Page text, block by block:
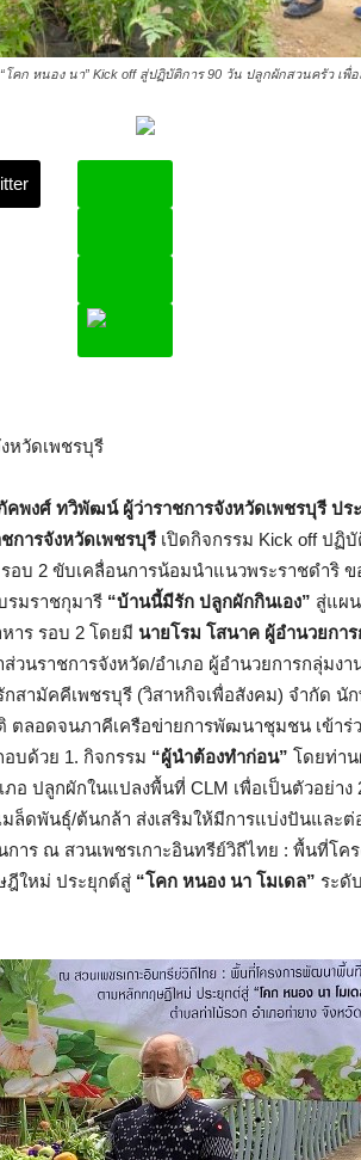
คก หนอง นา” Kick off สู่ปฏิบัติการ 90 วัน ปลูกผักสวนครัว เพื่
หวัดเพชรบุรี
คพงศ์ ทวิพัฒน์ ผู้ว่าราชการจังหวัดเพชรบุรี ปร
การจังหวัดเพชรบุรี เปิดกิจกรรม Kick off ปฏิ
อบ 2 ขับเคลื่อนการน้อมนำแนวพระราชดำริ ข
รมราชกุมารี “บ้านนี้มีรัก ปลูกผักกินเอง” สู่แผ
าร รอบ 2 โดยมี นายโรม โสนาค ผู้อำนวยกา
วนราชการจังหวัด/อำเภอ ผู้อำนวยการกลุ่มงา
สามัคคีเพชรบุรี (วิสาหกิจเพื่อสังคม) จำกัด
ตลอดจนภาคีเครือข่ายการพัฒนาชุมชน เข้าร่
บด้วย 1. กิจกรรม “ผู้นำต้องทำก่อน” โดยท่าน
อ ปลูกผักในแปลงพื้นที่ CLM เพื่อเป็นตัวอย่าง
มล็ดพันธุ์/ต้นกล้า ส่งเสริมให้มีการแบ่งปันและ
การ ณ สวนเพชรเกาะอินทรีย์วิถีไทย : พื้นที่โ
ใหม่ ประยุกต์สู่ “โคก หนอง นา โมเดล” ระดั